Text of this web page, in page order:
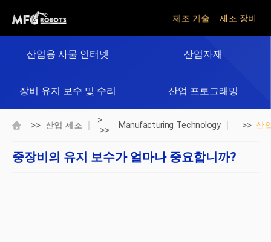
제조 기술 제조 장비
산업용 사물 인터넷 산업자재
장비 유지 보수 및 수리 산업 프로그래밍
>> 산업 제조
>
>>
Manufacturing Technology >> 산
중장비의 유지 보수가 얼마나 중요합니까?